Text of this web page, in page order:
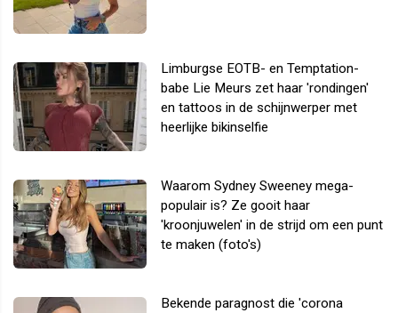
Limburgse EOTB- en Temptation-
babe Lie Meurs zet haar 'rondingen'
en tattoos in de schijnwerper met
heerlijke bikinselfie
Waarom Sydney Sweeney mega-
populair is? Ze gooit haar
'kroonjuwelen' in de strijd om een punt
te maken (foto's)
Bekende paragnost die 'corona